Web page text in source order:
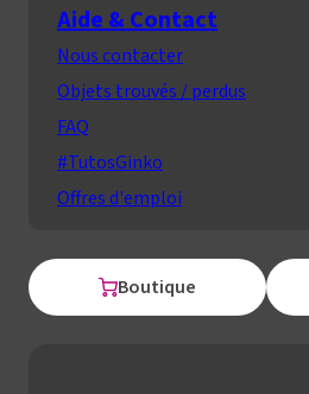
Aide & Contact
Nous contacter
Objets trouvés / perdus
FAQ
#TutosGinko
Offres d'emploi
Boutique